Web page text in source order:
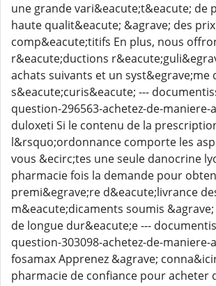
une grande vari&eacute;t&eacute; de
haute qualit&eacute; &agrave; des prix
comp&eacute;titifs En plus, nous
r&eacute;ductions
achats suivants et un syst&egrave;me
s&eacute;curis&eacute; ---
question-296563-achetez-de-maniere-
duloxeti Si le contenu de la
l&rsquo;ordonnance comporte les
vous &ecirc;tes une seule danocrine
pharmacie fois la demande pour
premi&egrave;re d&eacute;livrance
m&eacute;dicaments soumis
de longue dur&eacute;e ---
question-303098-achetez-de-maniere-
fosamax Apprenez &agrave;
pharmacie de confiance pour acheter